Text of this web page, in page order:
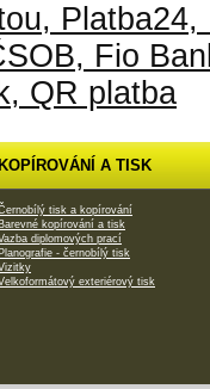
KOPÍROVÁNÍ A TISK
tisk a kopírování
Barevné kopírování a tisk
diplomových prací
Planografie - černobílý tisk
exteriérový tisk